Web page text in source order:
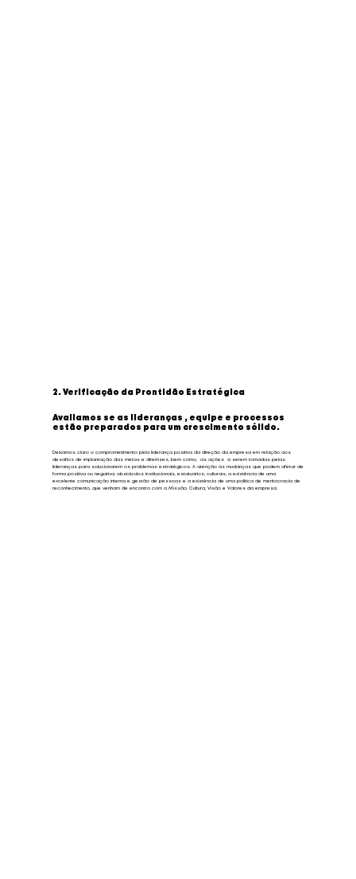
2. Verificação da Prontidão Estratégica
Avaliamos se as lideranças , equipe e processos
estão preparados para um crescimento sólido.
Deixamos claro o comprometimento pela liderança positiva da direção da empresa em relação aos
desafios de implantação das metas e diretrizes, bem como, as ações a serem tomadas pelas
lideranças para solucionarem os problemas estratégicos. A atenção às mudanças que podem afetar de
forma positiva ou negativa, obstáculos institucionais, estatuários, culturais, a existência de uma
excelente comunicação interna e gestão de pessoas e a existência de uma política de meritocracia de
reconhecimento, que venham de encontro com a Missão, Cultura, Visão e Valores da empresa.